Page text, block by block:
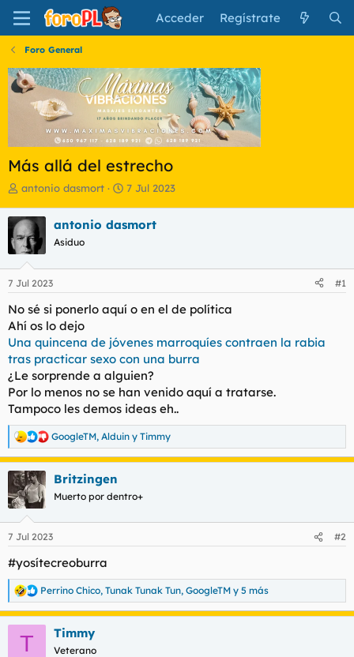
Acceder Regístrate
Foro General
Más allá del estrecho
I
i
c
i
a
d
o
d
e
l
t
e
a
antonio dasmort
F
h
e
i
i
o
7 Jul 2023
antonio dasmort
Asiduo
7 Jul 2023 #1
No sé si ponerlo aquí o en el de política
Ahí os lo dejo
Una quincena de jóvenes marroquíes contraen la rabia
tras practicar sexo con una burra
¿Le sorprende a alguien?
Por lo menos no se han venido aquí a tratarse.
Tampoco les demos ideas eh..
R
e
a
c
c
i
e
:
GoogleTM, Alduin y Timmy
Britzingen
Muerto por dentro+
7 Jul 2023 #2
#yosítecreoburra
R
e
a
Perrino Chico, Tunak Tunak Tun, GoogleTM y 5 más
T Timmy
Veterano